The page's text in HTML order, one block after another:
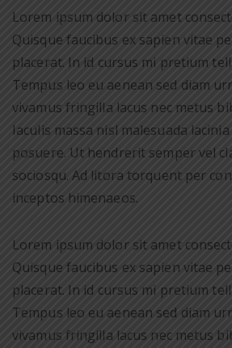
Lorem ipsum dolor sit amet
Quisque faucibus ex sapien vitae
placerat. In id cursus mi pretium
Tempus leo eu aenean sed diam
vivamus fringilla lacus nec metus
Iaculis massa nisl malesuada
posuere. Ut hendrerit semper vel
sociosqu. Ad litora torquent per
inceptos himenaeos.
Lorem ipsum dolor sit amet
Quisque faucibus ex sapien vitae
placerat. In id cursus mi pretium
Tempus leo eu aenean sed diam
vivamus fringilla lacus nec metus